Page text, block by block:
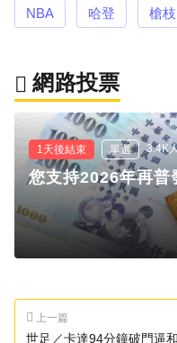
NBA 哈登 槍枝
網路投票
1天後結束 單選 3.4K
您支持2026年再普
上一篇
世足／卡達94分鐘破門逼和